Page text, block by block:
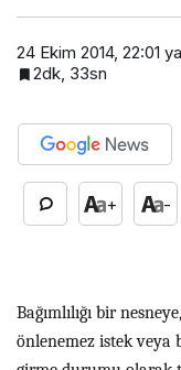
24 Ekim 2014, 22:01
2dk, 33sn
+ -
Bağımlılığı bir
önlenemez istek